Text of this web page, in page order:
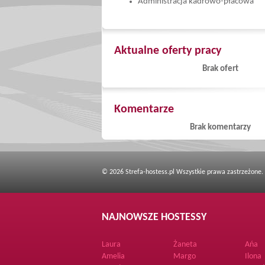
Aktualne oferty pracy
Brak ofert
Komentarze
Brak komentarzy
© 2026 Strefa-hostess.pl Wszystkie prawa zastrzeżone.
NAJNOWSZE HOSTESSY
Laura Żaneta Ańa
Amelia
Margo Ilona